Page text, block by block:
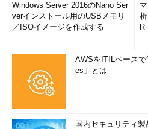
Windows Server 2016のNano Ser
verインストール用のUSBメモリ
／ISOイメージを作成する
R
AWSをITILベース
es」とは
国内セキュリティ